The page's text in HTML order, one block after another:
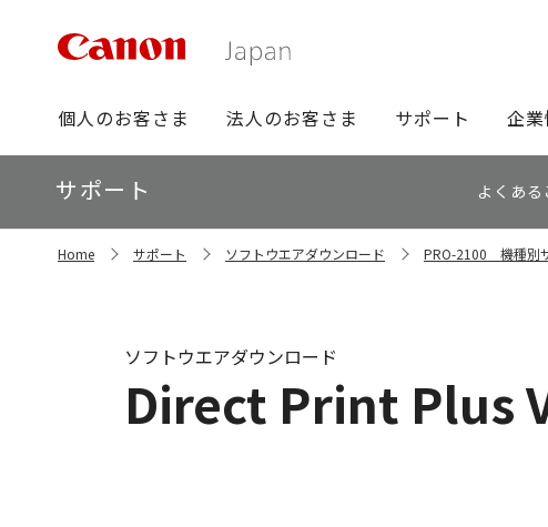
グ
ロ
ー
バ
ビ
個人のお客さま 法人のお客さま サポート 企
ロ
ー
カ
ル
サポート よくあ
Home サポート ソフトウエアダウンロード PRO-2100 機種別
Direct Print Plus
ソフトウエアダウンロード